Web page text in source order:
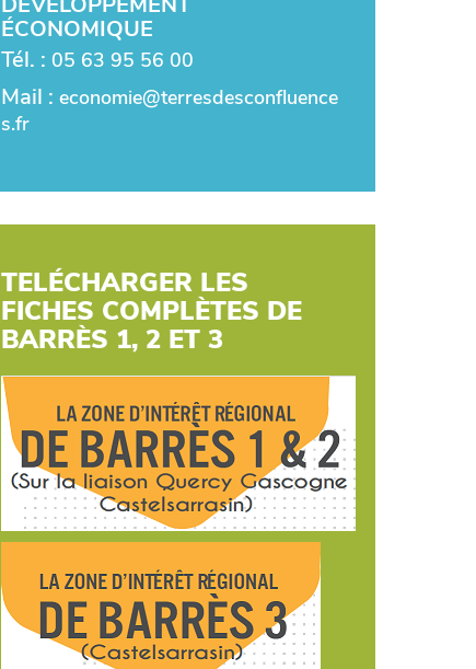
ÉCONOMIQUE
Tél. :05 63 95 56 00
Mail :economie@terresdesconfluence
s.fr
TELÉCHARGER LES
FICHES COMPLÈTES DE
BARRÈS 1, 2 ET 3